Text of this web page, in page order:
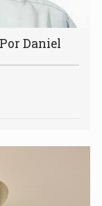
Daniel